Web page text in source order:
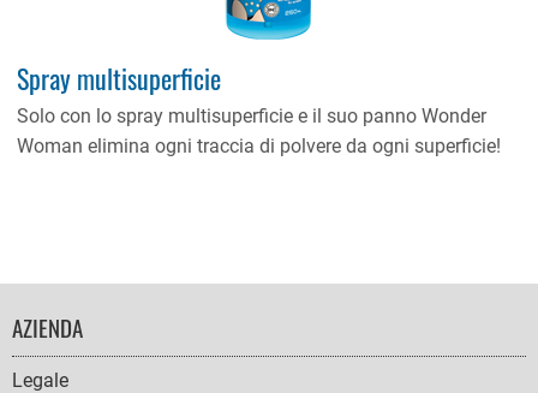
Spray multisuperficie
Solo con lo spray multisuperficie e il suo panno Wonder
Woman elimina ogni traccia di polvere da ogni superficie!
FOOTER
NAVIGATION
AZIENDA
Legale